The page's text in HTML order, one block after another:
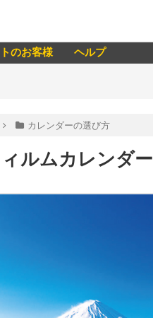
のお客様 ヘルプ
カレンダーの選び方
ルムカレンダー